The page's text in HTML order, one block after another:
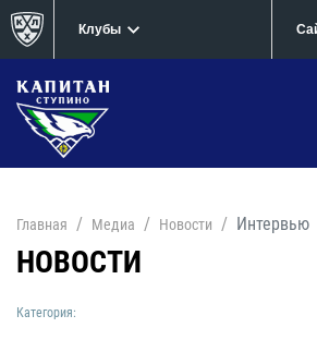
Клубы
Главная Медиа Новости Интервью
НОВОСТИ
Категория: